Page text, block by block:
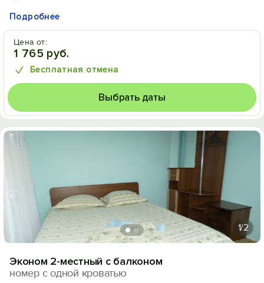
Подробнее
Цена от:
1 765 руб.
Бесплатная отмена
Выбрать даты
1/2
Эконом 2-местный с балконом
номер с одной кроватью